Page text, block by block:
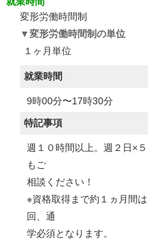
変形労働時間制
変形労働時間制の単位
１ヶ月単位
就業時間
9時00分〜17時30分
特記事項
週１０時間以上。週２日×
もご
相談ください！
※資格取得まで約１ヵ月間
回、通
学必須となります。